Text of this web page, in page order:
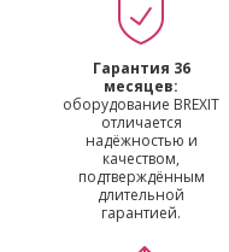
Гарантия 36
месяцев:
оборудование BREXIT
отличается
надёжностью и
качеством,
подтверждённым
длительной
гарантией.